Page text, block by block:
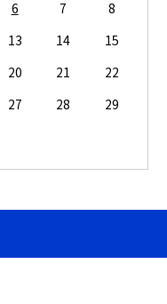
6 7
8
13 14
15
20 21
22
27 28
29